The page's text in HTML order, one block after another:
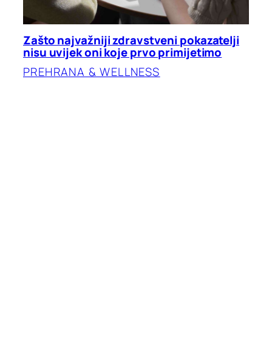
Zašto najvažniji zdravstveni pokazatelji
nisu uvijek oni koje prvo primijetimo
PREHRANA & WELLNESS